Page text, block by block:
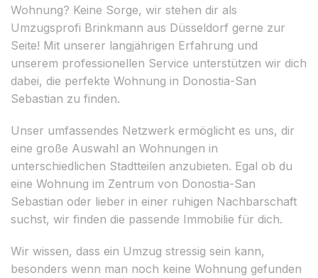
Wohnung? Keine Sorge, wir stehen dir als
Umzugsprofi Brinkmann aus Düsseldorf gerne zur
Seite! Mit unserer langjährigen Erfahrung und
unserem professionellen Service unterstützen wir dich
dabei, die perfekte Wohnung in Donostia-San
Sebastian zu finden.
Unser umfassendes Netzwerk ermöglicht es uns, dir
eine große Auswahl an Wohnungen in
unterschiedlichen Stadtteilen anzubieten. Egal ob du
eine Wohnung im Zentrum von Donostia-San
Sebastian oder lieber in einer ruhigen Nachbarschaft
suchst, wir finden die passende Immobilie für dich.
Wir wissen, dass ein Umzug stressig sein kann,
besonders wenn man noch keine Wohnung gefunden